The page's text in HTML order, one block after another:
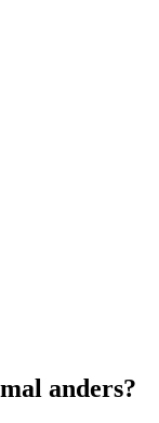
anders?